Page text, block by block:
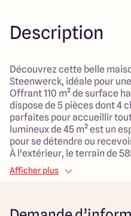
Description
Découvrez cette belle
Steenwerck, idéale pour
Offrant 110 m² de surface
dispose de 5 pièces dont 4
parfaites pour accueillir
lumineux de 45 m² est un
pour se détendre ou
À l'extérieur, le terrain de
quartier tranquille à la
profiter d'un cadre de vie
des espaces verts et des
Afficher plus